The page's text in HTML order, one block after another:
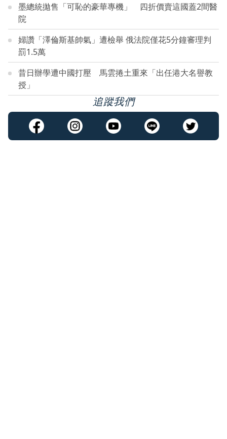
墨總統拋售「可恥的豪華專機」 四折價賣這國蓋2間醫
院
婦讚「澤倫斯基帥氣」遭檢舉 俄法院僅花5分鐘審理判
罰1.5萬
昔日辦學遭中國打壓 馬雲捲土重來「出任港大名譽教
授」
追蹤我們